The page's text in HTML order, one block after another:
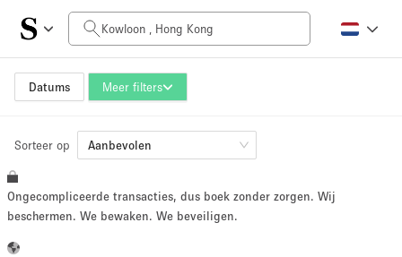
Datums Meer filters
Prijs per dag
HK$0
Grootte ruimte
100 sq ft 5000+ sq ft
~ 13 mensen
Sorteer op Aanbevolen
Ongecompliceerde transacties, dus boek zonder zorgen. Wij
beschermen. We bewaken. We beveiligen.